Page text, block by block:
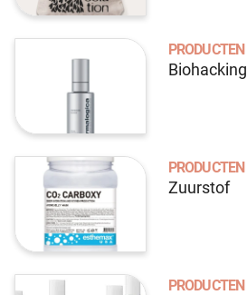
PRODUCTEN
Biohacking
PRODUCTEN
Zuurstof
PRODUCTEN